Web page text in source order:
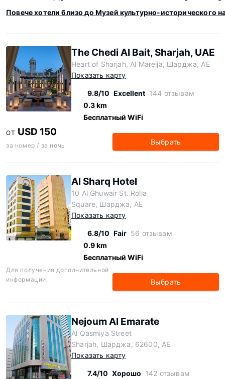
Повече хотели близо до Музей культурно-исторического
The Chedi Al Bait, Sharjah, UAE
Heart of Sharjah, Al Mareija, Шарджа, AE
Показать карту
9.8/10 Excellent 144 отзывам
0.3 km
Бесплатный WiFi
ОТ USD 150
за номер / за ночь Выбрать
Al Sharq Hotel
10 Al Ghuwair St. Rolla
Square, Шарджа, AE
Показать карту
6.8/10 Fair 56 отзывам
0.9 km
Бесплатный WiFi
Для получения дополнительной
информации:
Выбрать
Nejoum Al Emarate
Al Qasmiya Street
Sharjah, Шарджа, 62600, AE
Показать карту
7.4/10 Хорошо 142 отзывам